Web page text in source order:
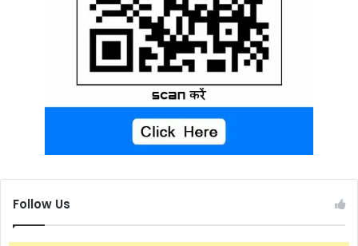
Follow Us